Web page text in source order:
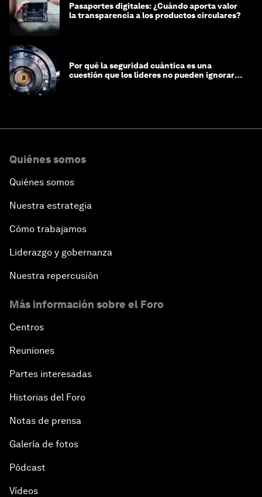
Pasaportes digitales: ¿Cuándo aporta valor
la transparencia a los productos circulares?
Por qué la seguridad cuántica es una
cuestión que los líderes no pueden ignorar
Quiénes somos
Quiénes somos
Nuestra estrategia
Cómo trabajamos
Liderazgo y gobernanza
Nuestra repercusión
Más información sobre el Foro
Centros
Reuniones
Partes interesadas
Historias del Foro
Notas de prensa
Galería de fotos
Pódcast
Vídeos